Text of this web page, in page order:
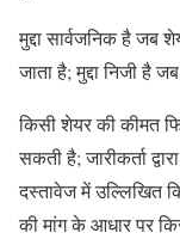
मुद्दा सार्वजनिक है जब
जाता है; मुद्दा निजी है
किसी शेयर की कीमत
सकती है; जारीकर्ता
दस्तावेज में उल्लिखित
की मांग के आधार पर